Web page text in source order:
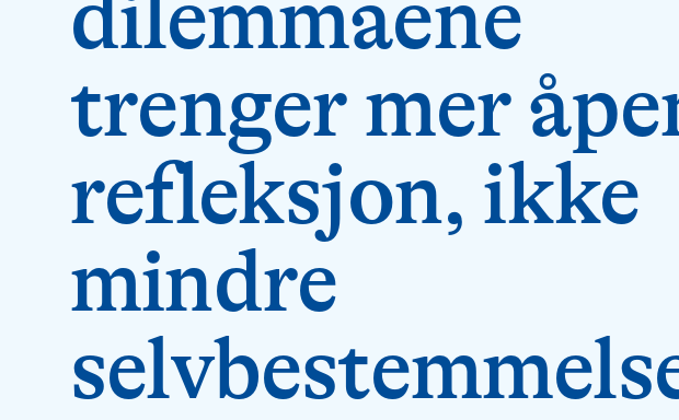
trenger mer
refleksjon, ikke
mindre